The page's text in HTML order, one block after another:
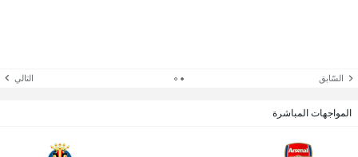
السّابق التالي
المواجهات المباشرة